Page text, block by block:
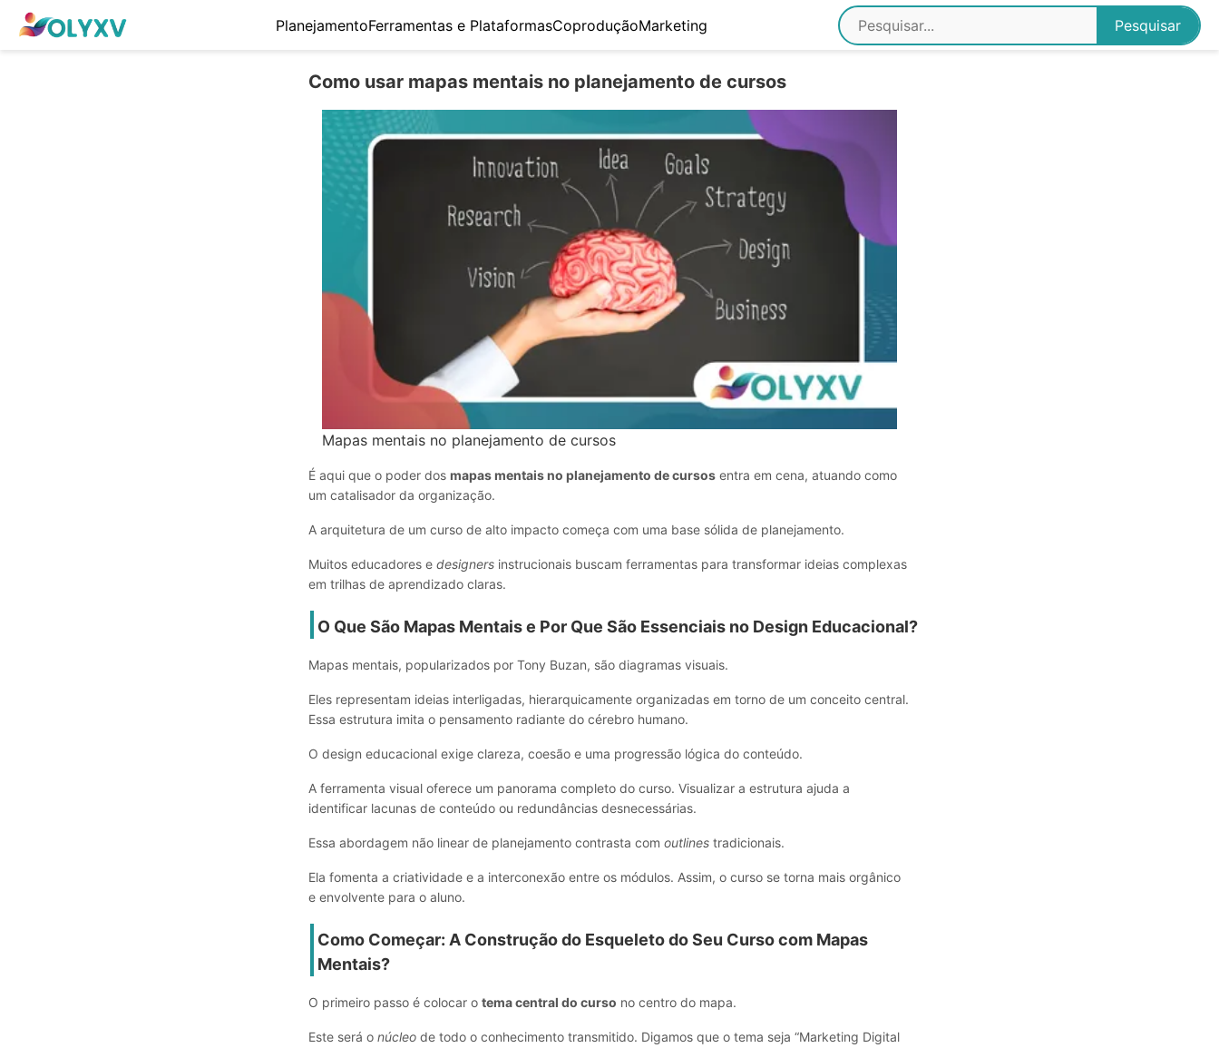
PlanejamentoFerramentas e PlataformasCoproduçãoMarketing
Como usar mapas mentais no planejamento de cursos
Mapas mentais no planejamento de cursos
É aqui que o poder dos mapas mentais no planejamento de cursos entra em cena, atuando como
um catalisador da organização.
A arquitetura de um curso de alto impacto começa com uma base sólida de planejamento.
Muitos educadores e designers instrucionais buscam ferramentas para transformar ideias complexas
em trilhas de aprendizado claras.
O Que São Mapas Mentais e Por Que São Essenciais no Design Educacional?
Mapas mentais, popularizados por Tony Buzan, são diagramas visuais.
Eles representam ideias interligadas, hierarquicamente organizadas em torno de um conceito central.
Essa estrutura imita o pensamento radiante do cérebro humano.
O design educacional exige clareza, coesão e uma progressão lógica do conteúdo.
A ferramenta visual oferece um panorama completo do curso. Visualizar a estrutura ajuda a
identificar lacunas de conteúdo ou redundâncias desnecessárias.
Essa abordagem não linear de planejamento contrasta com outlines tradicionais.
Ela fomenta a criatividade e a interconexão entre os módulos. Assim, o curso se torna mais orgânico
e envolvente para o aluno.
Como Começar: A Construção do Esqueleto do Seu Curso com Mapas
Mentais?
O primeiro passo é colocar o tema central do curso no centro do mapa.
Este será o núcleo de todo o conhecimento transmitido. Digamos que o tema seja “Marketing Digital